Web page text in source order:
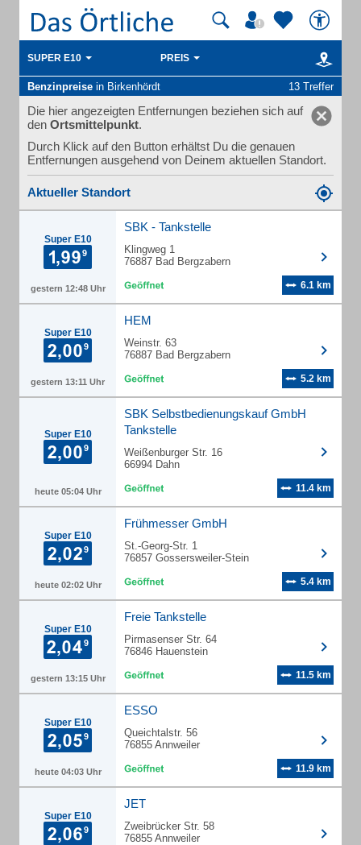
SUPER E10 PREIS
Benzinpreise in Birkenhördt 13 Treffer
Die hier angezeigten Entfernungen beziehen sich auf
den Ortsmittelpunkt.
Durch Klick auf den Button erhältst Du die genauen
Entfernungen ausgehend von Deinem aktuellen Standort.
Aktueller Standort
Super E10
gestern 12:48 Uhr
SBK - Tankstelle
Klingweg 1
76887 Bad Bergzabern
6.1 km
Super E10
gestern 13:11 Uhr
HEM
Weinstr. 63
76887 Bad Bergzabern
5.2 km
Super E10
heute 05:04 Uhr
SBK Selbstbedienungskauf GmbH
Tankstelle
Weißenburger Str. 16
66994 Dahn
11.4 km
Super E10
heute 02:02 Uhr
Frühmesser GmbH
St.-Georg-Str. 1
76857 Gossersweiler-Stein
5.4 km
Super E10
gestern 13:15 Uhr
Freie Tankstelle
Pirmasenser Str. 64
76846 Hauenstein
11.5 km
Super E10
heute 04:03 Uhr
ESSO
Queichtalstr. 56
76855 Annweiler
11.9 km
Super E10
JET
Zweibrücker Str. 58
76855 Annweiler